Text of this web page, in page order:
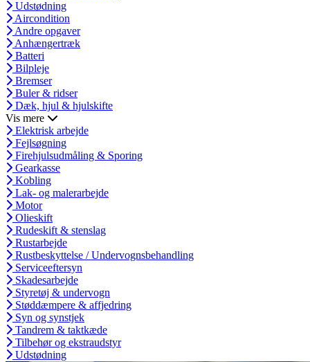
Udstødning
Aircondition
Andre opgaver
Anhængertræk
Batteri
Bilpleje
Bremser
Buler & ridser
Dæk, hjul & hjulskifte
Vis mere
Elektrisk arbejde
Fejlsøgning
Firehjulsudmåling & Sporing
Gearkasse
Kobling
Lak- og malerarbejde
Motor
Olieskift
Rudeskift & stenslag
Rustarbejde
Rustbeskyttelse / Undervognsbehandling
Serviceeftersyn
Skadesarbejde
Styretøj & undervogn
Støddæmpere & affjedring
Syn og synstjek
Tandrem & taktkæde
Tilbehør og ekstraudstyr
Udstødning